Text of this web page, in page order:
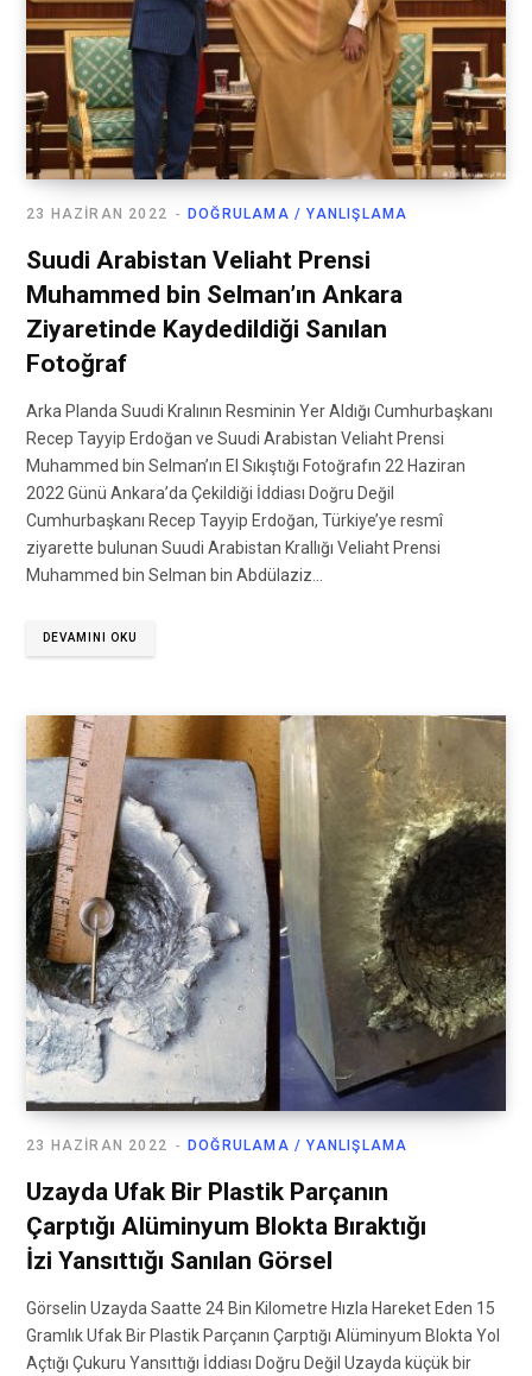
DOĞRULAMA / YANLIŞLAMA
23 HAZIRAN 2022
Suudi Arabistan Veliaht Prensi
Muhammed bin Selman’ın Ankara
Ziyaretinde Kaydedildiği Sanılan
Fotoğraf
Arka Planda Suudi Kralının Resminin Yer Aldığı Cumhurbaşkanı
Recep Tayyip Erdoğan ve Suudi Arabistan Veliaht Prensi
Muhammed bin Selman’ın El Sıkıştığı Fotoğrafın 22 Haziran
2022 Günü Ankara’da Çekildiği İddiası Doğru Değil
Cumhurbaşkanı Recep Tayyip Erdoğan, Türkiye’ye resmî
ziyarette bulunan Suudi Arabistan Krallığı Veliaht Prensi
Muhammed bin Selman bin Abdülaziz…
DEVAMINI OKU
DOĞRULAMA / YANLIŞLAMA
23 HAZIRAN 2022
Uzayda Ufak Bir Plastik Parçanın
Çarptığı Alüminyum Blokta Bıraktığı
İzi Yansıttığı Sanılan Görsel
Görselin Uzayda Saatte 24 Bin Kilometre Hızla Hareket Eden 15
Gramlık Ufak Bir Plastik Parçanın Çarptığı Alüminyum Blokta Yol
Açtığı Çukuru Yansıttığı İddiası Doğru Değil Uzayda küçük bir